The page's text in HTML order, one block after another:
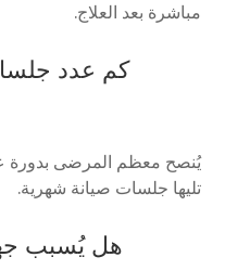
مباشرة بعد العلاج.
يُنصح معظم المرضى بدورة
تليها جلسات صيانة شهرية.
هل يُسبب